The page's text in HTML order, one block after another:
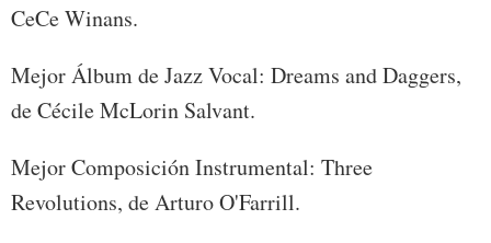
CeCe Winans.
Mejor Álbum de Jazz Vocal: Dreams and Daggers,
de Cécile McLorin Salvant.
​Mejor Composición Instrumental: Three
Revolutions, de Arturo O'Farrill.